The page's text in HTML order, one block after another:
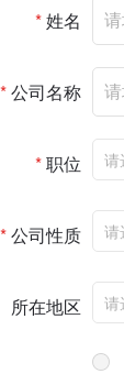
*姓名
*公司名称
*职位
*公司性质
所在地区